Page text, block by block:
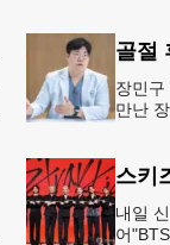
장민
만난
내일
어